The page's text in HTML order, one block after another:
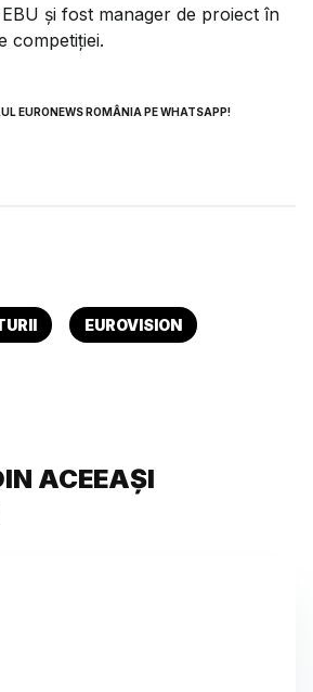
EBU și fost manager de proiect în
competiției.
EURONEWS ROMÂNIA PE WHATSAPP!
EUROVISION
ACEEAȘI